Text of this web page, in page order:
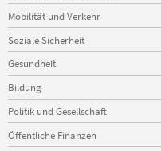
Mobilität und Verkehr
Soziale Sicherheit
Gesundheit
Bildung
Politik und Gesellschaft
Öffentliche Finanzen